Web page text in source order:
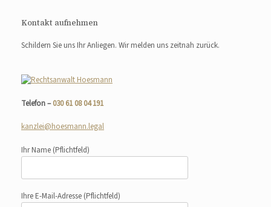
Kontakt aufnehmen
Schildern Sie uns Ihr Anliegen. Wir melden uns zeitnah zurück.
Telefon –030 61 08 04 191
kanzlei@hoesmann.legal
Ihr Name (Pflichtfeld)
Ihre E-Mail-Adresse (Pflichtfeld)